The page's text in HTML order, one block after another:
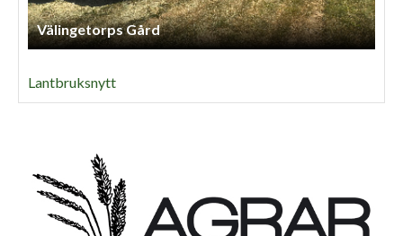
Välingetorps Gård